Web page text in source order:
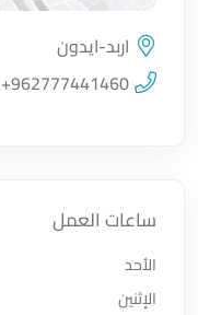
اضغط لتحميل الموقع
اربد-ايدون
+962777441460
ساعات العمل
الأحد
الإثنين